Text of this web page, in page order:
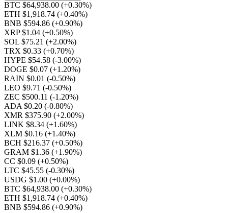
BTC $64,938.00 (+0.30%)
ETH $1,918.74 (+0.40%)
BNB $594.86 (+0.90%)
XRP $1.04 (+0.50%)
SOL $75.21 (+2.00%)
TRX $0.33 (+0.70%)
HYPE $54.58 (-3.00%)
DOGE $0.07 (+1.20%)
RAIN $0.01 (-0.50%)
LEO $9.71 (-0.50%)
ZEC $500.11 (-1.20%)
ADA $0.20 (-0.80%)
XMR $375.90 (+2.00%)
LINK $8.34 (+1.60%)
XLM $0.16 (+1.40%)
BCH $216.37 (+0.50%)
GRAM $1.36 (+1.90%)
CC $0.09 (+0.50%)
LTC $45.55 (-0.30%)
USDG $1.00 (+0.00%)
BTC $64,938.00 (+0.30%)
ETH $1,918.74 (+0.40%)
BNB $594.86 (+0.90%)